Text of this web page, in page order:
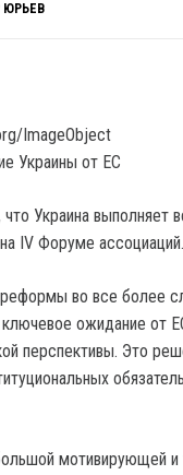
ЮРЬЕВ
ImageObject
Украина
IV Форуме ассоциаций.
во все более
ожидание от
перспективы. Это
мотивирующей